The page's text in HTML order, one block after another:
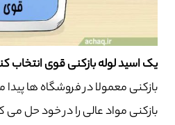
یک اسید لوله بازکنی قوی انتخاب
بازکنی معمولا در فروشگاه ها
بازکنی مواد عالی را در خود حل می